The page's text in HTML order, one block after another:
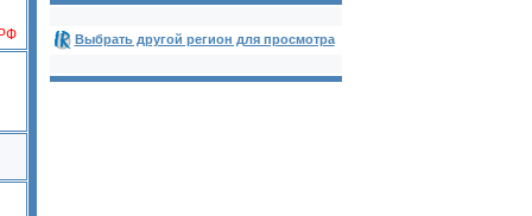
Выбрать другой регион для просмотра